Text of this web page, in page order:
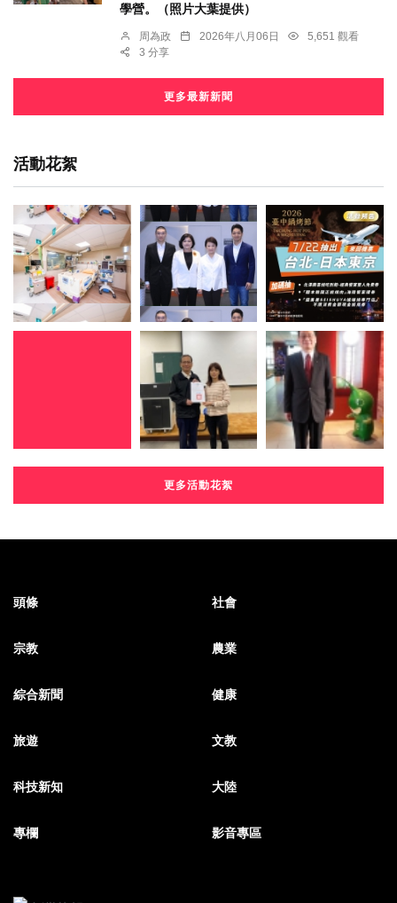
學營。（照片大葉提供）
周為政 2026年八月06日
5,651 觀看
3 分享
更多最新新聞
活動花絮
更多活動花絮
頭條 社會
宗教 農業
綜合新聞 健康
旅遊 文教
科技新知 大陸
專欄 影音專區